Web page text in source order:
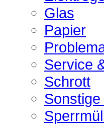
Glas
Papier
Service
Schrott